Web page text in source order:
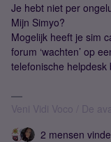
Je hebt niet per
Mijn Simyo?
Mogelijk heeft je sim
forum ‘wachten’ op
telefonische
Veni Vidi Voco / De
2 mensen